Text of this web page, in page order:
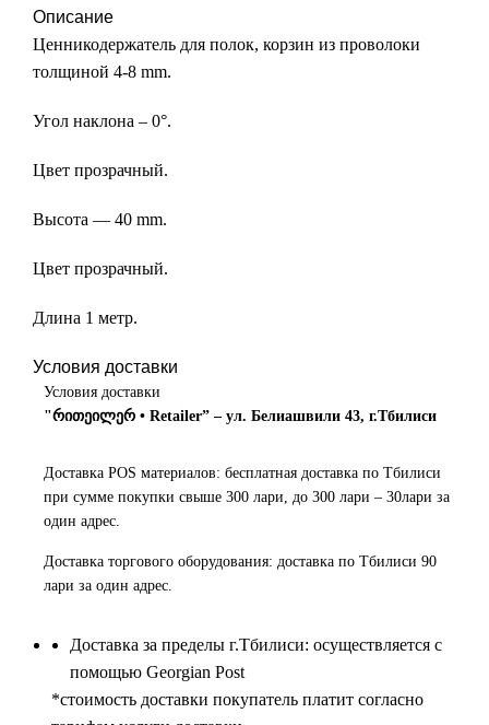
Описание
Ценникодержатель для полок, корзин из проволоки
толщиной 4-8 mm.
Угол наклона – 0°.
Цвет прозрачный.
Высота — 40 mm.
Цвет прозрачный.
Длина 1 метр.
Условия доставки
Условия доставки
"რითეილერ • Retailer” – ул. Белиашвили 43, г.Тбилиси
Доставка POS материалов: бесплатная доставка по Тбилиси
при сумме покупки свыше 300 лари, до 300 лари – 30лари за
один адрес.
Доставка торгового оборудования: доставка по Тбилиси 90
лари за один адрес.
Доставка за пределы г.Тбилиси: осуществляется с
помощью Georgian Post
*cтоимость доставки покупатель платит согласно